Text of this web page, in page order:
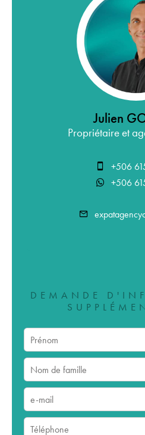
Julien
Propriétaire et
+506
+506
DEMANDE